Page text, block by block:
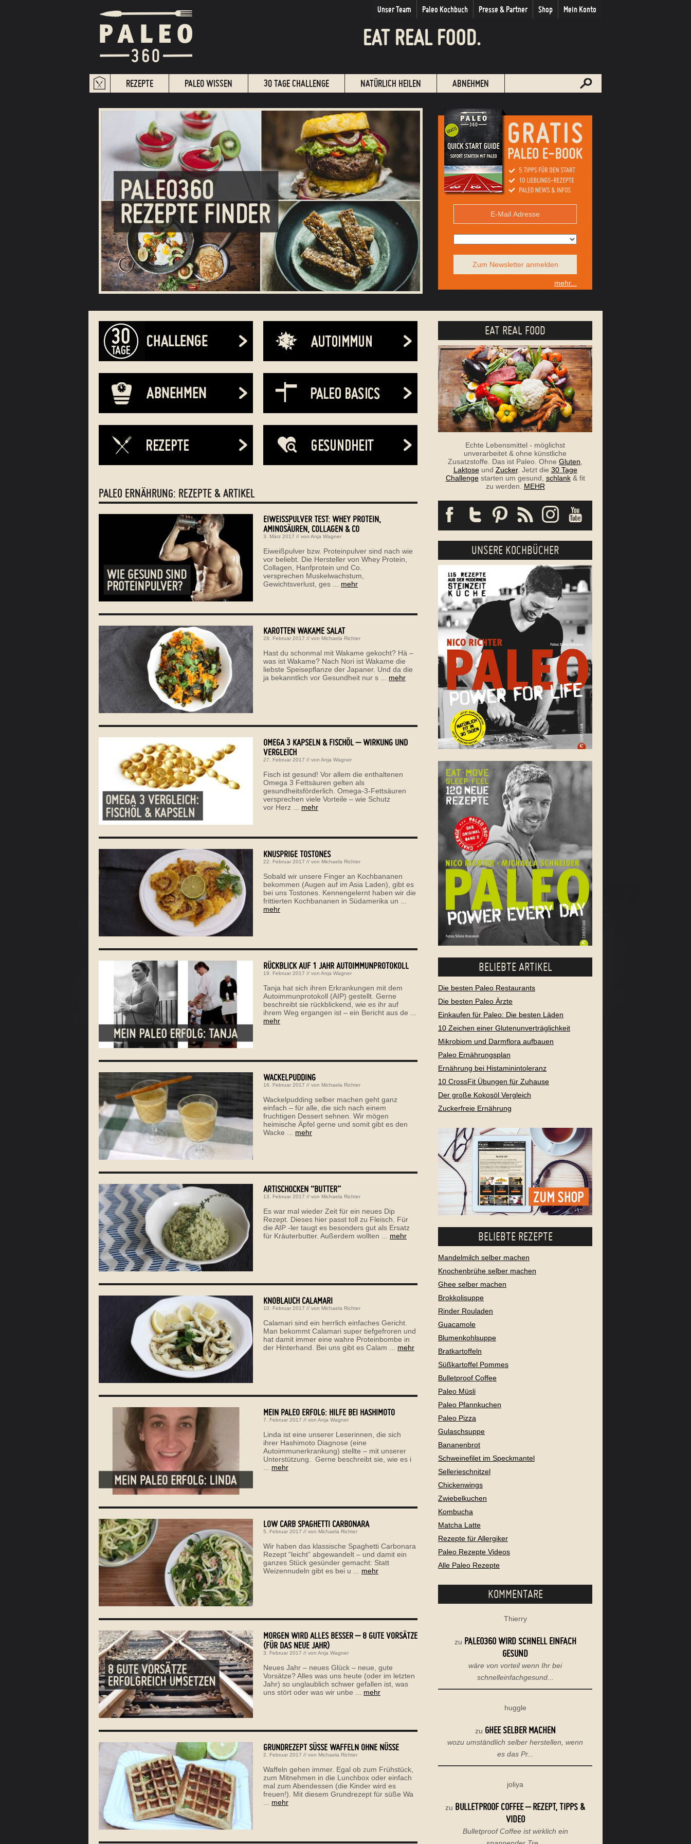
EAT REAL FOOD.
Unser Team Paleo Kochbuch Presse & Partner Shop Mein Konto
REZEPTE PALEO WISSEN 30 TAGE CHALLENGE NATÜRLICH HEILEN ABNEHMEN
Zum Newsletter anmelden
mehr...
PALEO ERNÄHRUNG: REZEPTE & ARTIKEL
EIWEISSPULVER TEST: WHEY PROTEIN, A
MINOSÄUREN, COLLAGEN & CO
3. März 2017 // von Anja Wagner
Eiweißpulver bzw. Proteinpulver sind nach wie
vor beliebt. Die Hersteller von Whey Protein,
Collagen, Hanfprotein und Co.
versprechen Muskelwachstum,
Gewichtsverlust, ges ... mehr
KAROTTEN WAKAME SALAT
28. Februar 2017 // von Michaela Richter
Hast du schonmal mit Wakame gekocht? Hä –
was ist Wakame? Nach Nori ist Wakame die
liebste Speisepflanze der Japaner. Und da die
ja bekanntlich vor Gesundheit nur s ... mehr
OMEGA 3 KAPSELN & FISCHÖL – WIRKUNG UND
VERGLEICH
27. Februar 2017 // von Anja Wagner
Fisch ist gesund! Vor allem die enthaltenen
Omega 3 Fettsäuren gelten als
gesundheitsförderlich. Omega-3-Fettsäuren
versprechen viele Vorteile – wie Schutz
vor Herz ... mehr
KNUSPRIGE TOSTONES
22. Februar 2017 // von Michaela Richter
Sobald wir unsere Finger an Kochbananen
bekommen (Augen auf im Asia Laden), gibt es
bei uns Tostones. Kennengelernt haben wir die
frittierten Kochbananen in Südamerika un ...
mehr
RÜCKBLICK AUF 1 JAHR AUTOIMMUNPROTOKOLL
19. Februar 2017 // von Anja Wagner
Tanja hat sich ihren Erkrankungen mit dem
Autoimmunprotokoll (AIP) gestellt. Gerne
beschreibt sie rückblickend, wie es ihr auf
ihrem Weg ergangen ist – ein Bericht aus de ...
mehr
WACKELPUDDING
16. Februar 2017 // von Michaela Richter
Wackelpudding selber machen geht ganz
einfach – für alle, die sich nach einem
fruchtigen Dessert sehnen. Wir mögen
heimische Äpfel gerne und somit gibt es den
Wacke ... mehr
ARTISCHOCKEN “BUTTER”
13. Februar 2017 // von Michaela Richter
Es war mal wieder Zeit für ein neues Dip
Rezept. Dieses hier passt toll zu Fleisch. Für
die AIP -ler taugt es besonders gut als Ersatz
für Kräuterbutter. Außerdem wollten ... mehr
KNOBLAUCH CALAMARI
10. Februar 2017 // von Michaela Richter
Calamari sind ein herrlich einfaches Gericht.
Man bekommt Calamari super tiefgefroren und
hat damit immer eine wahre Proteinbombe in
der Hinterhand. Bei uns gibt es Calam ... mehr
MEIN PALEO ERFOLG: HILFE BEI HASHIMOTO
7. Februar 2017 // von Anja Wagner
Linda ist eine unserer Leserinnen, die sich
ihrer Hashimoto Diagnose (eine
Autoimmunerkrankung) stellte – mit unserer
Unterstützung. Gerne beschreibt sie, wie es i
mehr
LOW CARB SPAGHETTI CARBONARA
5. Februar 2017 // von Michaela Richter
Wir haben das klassische Spaghetti Carbonara
Rezept “leicht” abgewandelt – und damit ein
ganzes Stück gesünder gemacht: Statt
Weizennudeln gibt es bei u ... mehr
MORGEN WIRD ALLES BESSER – 8 GUTE VORSÄTZE
(FÜR DAS NEUE JAHR)
3. Februar 2017 // von Anja Wagner
Neues Jahr – neues Glück – neue, gute
Vorsätze? Alles was uns heute (oder im letzten
Jahr) so unglaublich schwer gefallen ist, was
uns stört oder was wir unbe ... mehr
GRUNDREZEPT SÜSSE WAFFELN OHNE NÜSSE
2. Februar 2017 // von Michaela Richter
Waffeln gehen immer. Egal ob zum Frühstück,
zum Mitnehmen in die Lunchbox oder einfach
mal zum Abendessen (die Kinder wird es
freuen!). Mit diesem Grundrezept für süße Wa
mehr
EAT REAL FOOD
Echte Lebensmittel - möglichst
unverarbeitet & ohne künstliche
Zusatzstoffe. Das ist Paleo. Ohne Gluten,
Laktoseund Zucker. Jetzt die 30 Tage
Challengestarten um gesund, schlank& fit
zu werden. MEHR
UNSERE KOCHBÜCHER
BELIEBTE ARTIKEL
Die besten Paleo Restaurants
Die besten Paleo Ärzte
Einkaufen für Paleo: Die besten Läden
10 Zeichen einer Glutenunverträglichkeit
Mikrobiom und Darmflora aufbauen
Paleo Ernährungsplan
Ernährung bei Histaminintoleranz
10 CrossFit Übungen für Zuhause
Der große Kokosöl Vergleich
Zuckerfreie Ernährung
BELIEBTE REZEPTE
Mandelmilch selber machen
Knochenbrühe selber machen
Ghee selber machen
Brokkolisuppe
Rinder Rouladen
Guacamole
Blumenkohlsuppe
Bratkartoffeln
Süßkartoffel Pommes
Bulletproof Coffee
Paleo Müsli
Paleo Pfannkuchen
Paleo Pizza
Gulaschsuppe
Bananenbrot
Schweinefilet im Speckmantel
Sellerieschnitzel
Chickenwings
Zwiebelkuchen
Kombucha
Matcha Latte
Rezepte für Allergiker
Paleo Rezepte Videos
Alle Paleo Rezepte
KOMMENTARE
Thierry
zu PALEO360 WIRD SCHNELL EINFACH
GESUND
wäre von vorteil wenn Ihr bei
schnelleinfachgesund...
huggle
zu GHEE SELBER MACHEN
wozu umständlich selber herstellen, wenn
es das Pr...
joliya
zu BULLETPROOF COFFEE – REZEPT, TIPPS &
VIDEO
Bulletproof Coffee ist wirklich ein